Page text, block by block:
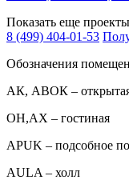
Показать еще проекты
8 (499) 404-01-53
Обозначения
АК, АВОК –
ОН,AX – гостиная
APUK – подсобное
AULA – холл